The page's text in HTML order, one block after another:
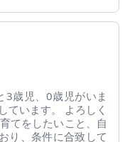
3歳児、0歳児がいま
ています。 よろしく
てをしたいこと、自
り、条件に合致して